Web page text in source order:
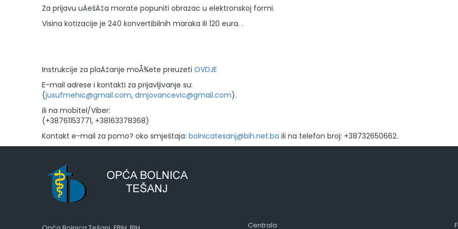
Za prijavu uÄešÄ‡a morate popuniti obrazac u elektronskoj formi.
Visina kotizacije je 240 konvertibilnih maraka ili 120 eura. .
Instrukcije za plaÄ‡anje moÅ¾ete preuzeti OVDJE
E-mail adrese i kontakti za prijavljivanje su:
(jusufmehic@gmail.com, dmjovancevic@gmail.com).
ili na mobitel/Viber:
(+38761153771, +38163378368)
Kontakt e-mail za pomo? oko smještaja: bolnicatesanj@bih.net.ba ili na telefon broj: +38732650662.
Centrala